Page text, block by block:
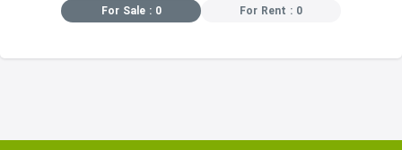
For Sale : 0 For Rent : 0